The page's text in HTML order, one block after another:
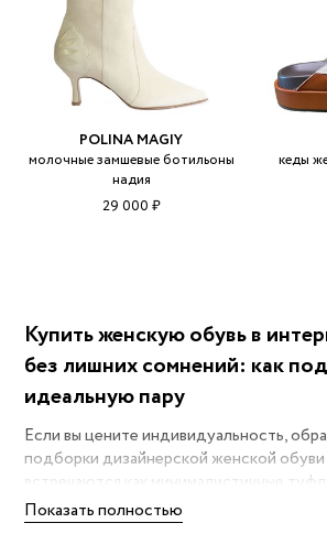
POLINA MAGIY
молочные замшевые ботильоны
надия
29 000 ₽
кеды
Купить женскую обувь в
без лишних сомнений: как
идеальную пару
Если вы цените индивидуальность,
подборки дизайнерской женской обуви
встречаются как минималистичные
так и эффектные босоножки на
которые работают и в офисе, и на
Показать полностью